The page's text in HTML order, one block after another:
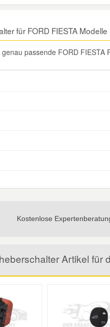
für FORD FIESTA
passende FORD
Kostenlose
Artikel für